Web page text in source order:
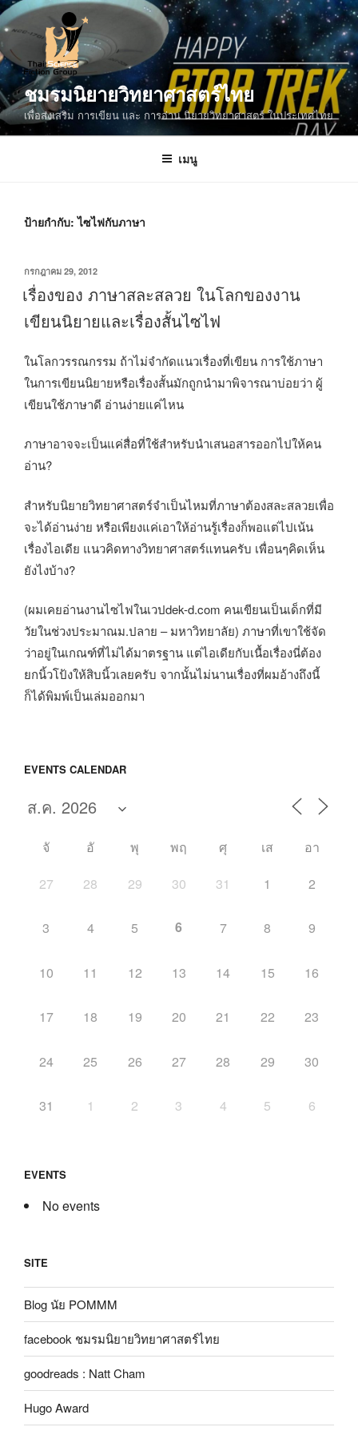
ข้าม
ไป
ยัง
บทความ
ชมรมนิยายวิทยาศาสตร์ไทย
เพื่อส่งเสริม การเขียน และ การอ่าน นิยายวิทยาศาสตร์ ในประเทศไทย
เมนู
ป้ายกำกับ:ไซไฟกับภาษา
เขียน
วัน
ที่
กรกฎาคม 29, 2012
เรื่องของ ภาษาสละสลวย ในโลกของงาน
เขียนนิยายและเรื่องสั้นไซไฟ
ในโลกวรรณกรรม ถ้าไม่จำกัดแนวเรื่องที่เขียน การใช้ภาษา
ในการเขียนนิยายหรือเรื่องสั้นมักถูกนำมาพิจารณาบ่อยว่า ผู้
เขียนใช้ภาษาดี อ่านง่ายแค่ไหน
ภาษาอาจจะเป็นแค่สื่อที่ใช้สำหรับนำเสนอสารออกไปให้คน
อ่าน?
สำหรับนิยายวิทยาศาสตร์จำเป็นไหมที่ภาษาต้องสละสลวยเพื่อ
จะได้อ่านง่าย หรือเพียงแค่เอาให้อ่านรู้เรื่องก็พอแต่ไปเน้น
เรื่องไอเดีย แนวคิดทางวิทยาศาสตร์แทนครับ เพื่อนๆคิดเห็น
ยังไงบ้าง?
(ผมเคยอ่านงานไซไฟในเวปdek-d.com คนเขียนเป็นเด็กที่มี
วัยในช่วงประมาณม.ปลาย – มหาวิทยาลัย) ภาษาที่เขาใช้จัด
ว่าอยู่ในเกณฑ์ที่ไม่ได้มาตรฐาน แต่ไอเดียกับเนื้อเรื่องนี่ต้อง
ยกนิ้วโป้งให้สิบนิ้วเลยครับ จากนั้นไม่นานเรื่องที่ผมอ้างถึงนี้
ก็ได้พิมพ์เป็นเล่มออกมา
EVENTS CALENDAR
จั อั พุ พฤ ศุ เส
อา
27
28 29 30 31 1 2
3 4 5 6 7 8 9
10 11 12 13 14 15 16
17 18 19 20 21 22 23
24 25 26 27 28 29 30
31 1 2 3 4 5 6
EVENTS
No events
SITE
Blog นัย POMMM
facebook ชมรมนิยายวิทยาศาสตร์ไทย
goodreads : Natt Cham
Hugo Award